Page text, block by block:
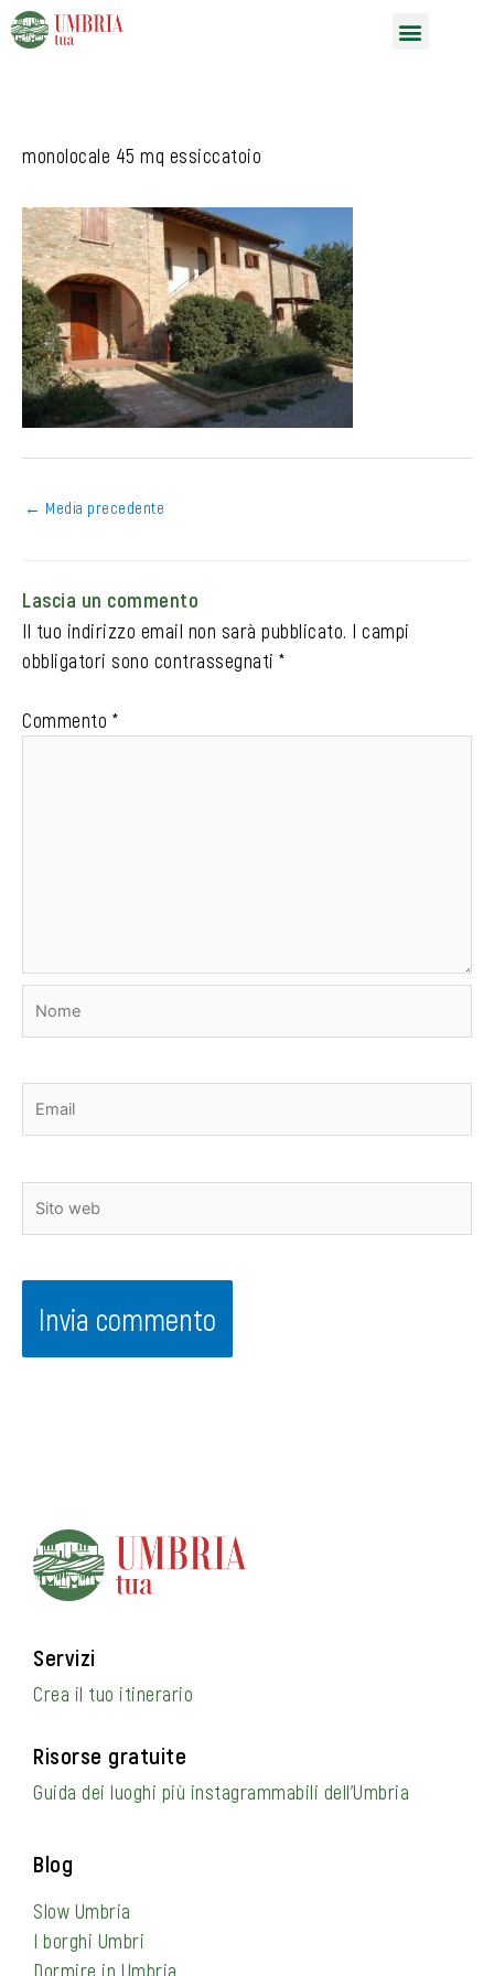
Vai
al
monolocale 45 mq essiccatoio
← Media precedente
Lascia un commento
Il tuo indirizzo email non sarà pubblicato. I campi
obbligatori sono contrassegnati *
Commento *
Servizi
Crea il tuo itinerario
Risorse gratuite
Guida dei luoghi più instagrammabili dell’Umbria
Blog
Slow Umbria
I borghi Umbri
Dormire in Umbria